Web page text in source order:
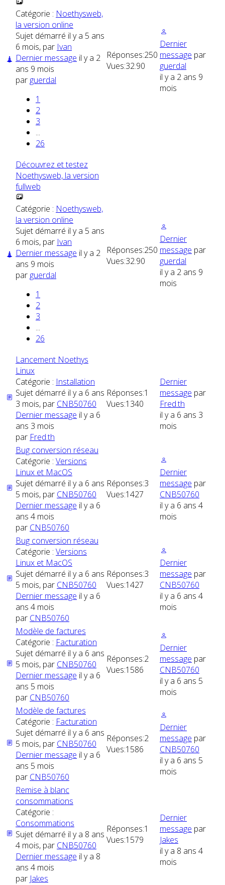
Catégorie : Noethysweb,
la version online
Sujet démarré il y a 5 ans
6 mois, par Ivan
Dernier message il y a 2
ans 9 mois
par guerdal
1
2
3
...
26
Réponses:250
Vues:32.90
Dernier
message par
guerdal
il y a 2 ans 9
mois
Découvrez et testez
Noethysweb, la version
fullweb
Catégorie : Noethysweb,
la version online
Sujet démarré il y a 5 ans
6 mois, par Ivan
Dernier message il y a 2
ans 9 mois
par guerdal
1
2
3
...
26
Réponses:250
Vues:32.90
Dernier
message par
guerdal
il y a 2 ans 9
mois
Lancement Noethys
Linux
Catégorie : Installation
Sujet démarré il y a 6 ans
3 mois, par CNB50760
Dernier message il y a 6
ans 3 mois
par Fred.th
Réponses:1
Vues:1340
Dernier
message par
Fred.th
il y a 6 ans 3
mois
Bug conversion réseau
Catégorie : Versions
Linux et MacOS
Sujet démarré il y a 6 ans
5 mois, par CNB50760
Dernier message il y a 6
ans 4 mois
par CNB50760
Réponses:3
Vues:1427
Dernier
message par
CNB50760
il y a 6 ans 4
mois
Bug conversion réseau
Catégorie : Versions
Linux et MacOS
Sujet démarré il y a 6 ans
5 mois, par CNB50760
Dernier message il y a 6
ans 4 mois
par CNB50760
Réponses:3
Vues:1427
Dernier
message par
CNB50760
il y a 6 ans 4
mois
Modèle de factures
Catégorie : Facturation
Sujet démarré il y a 6 ans
5 mois, par CNB50760
Dernier message il y a 6
ans 5 mois
par CNB50760
Réponses:2
Vues:1586
Dernier
message par
CNB50760
il y a 6 ans 5
mois
Modèle de factures
Catégorie : Facturation
Sujet démarré il y a 6 ans
5 mois, par CNB50760
Dernier message il y a 6
ans 5 mois
par CNB50760
Réponses:2
Vues:1586
Dernier
message par
CNB50760
il y a 6 ans 5
mois
Remise à blanc
consommations
Catégorie :
Consommations
Sujet démarré il y a 8 ans
4 mois, par CNB50760
Dernier message il y a 8
ans 4 mois
par Jakes
Réponses:1
Vues:1579
Dernier
message par
Jakes
il y a 8 ans 4
mois